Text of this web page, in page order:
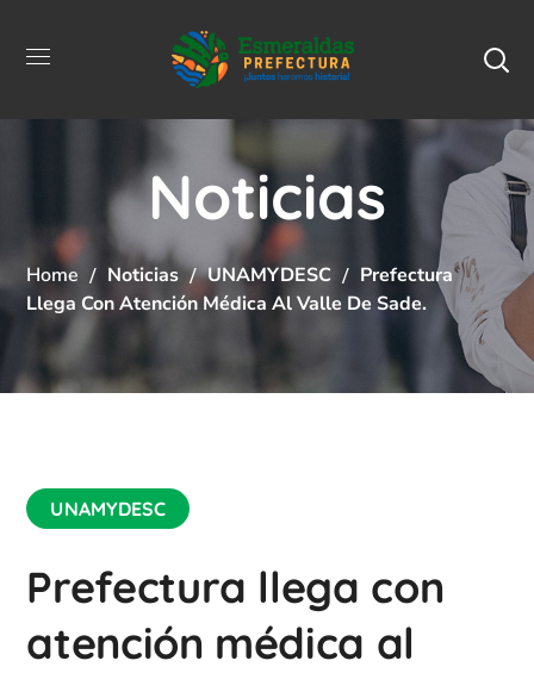
Noticias
Home Noticias UNAMYDESC
Prefectura
Llega Con Atención Médica Al Valle De Sade.
UNAMYDESC
Prefectura llega con
atención médica al